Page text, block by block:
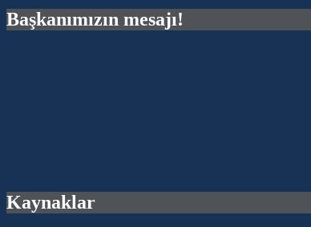
Başkanımızın mesajı!
Kaynaklar